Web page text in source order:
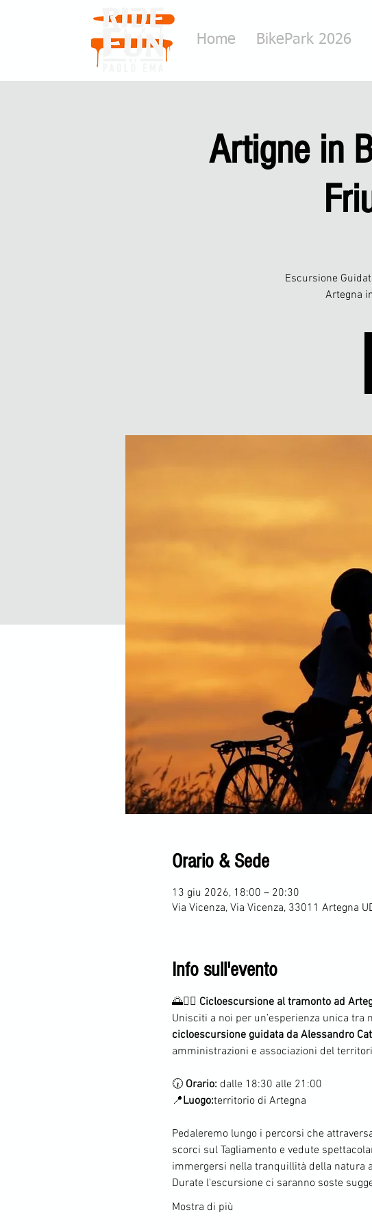
Home BikePark 2026
Artigne in
Escursione
Artegna
Orario & Sede
13 giu 2026, 18:00 – 20:30
Via Vicenza, Via Vicenza, 33011 Artegna
Info sull'evento
🌅🚴‍♂️ Cicloescursione al tramonto ad
Unisciti a noi per un’esperienza unica
cicloescursione guidata da Alessandro
amministrazioni e associazioni del
🕡 Orario: dalle 18:30 alle 21:00
📍Luogo:territorio di Artegna
Pedaleremo lungo i percorsi che
scorci sul Tagliamento e vedute
immergersi nella tranquillità della natura
Durate l'escursione ci saranno soste
Mostra di più